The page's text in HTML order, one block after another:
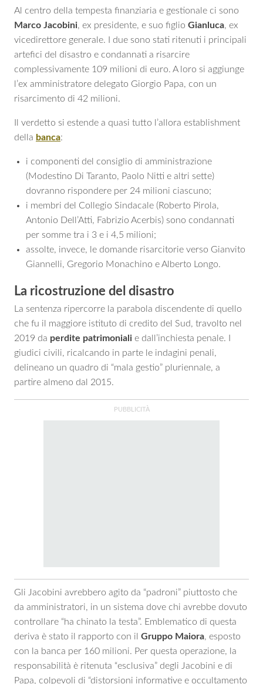
Al centro della tempesta finanziaria e gestionale ci sono
Marco Jacobini, ex presidente, e suo figlio Gianluca, ex
vicedirettore generale. I due sono stati ritenuti i principali
artefici del disastro e condannati a risarcire
complessivamente 109 milioni di euro. A loro si aggiunge
l’ex amministratore delegato Giorgio Papa, con un
risarcimento di 42 milioni.
Il verdetto si estende a quasi tutto l’allora establishment
della banca:
i componenti del consiglio di amministrazione
(Modestino Di Taranto, Paolo Nitti e altri sette)
dovranno rispondere per 24 milioni ciascuno;
i membri del Collegio Sindacale (Roberto Pirola,
Antonio Dell’Atti, Fabrizio Acerbis) sono condannati
per somme tra i 3 e i 4,5 milioni;
assolte, invece, le domande risarcitorie verso Gianvito
Giannelli, Gregorio Monachino e Alberto Longo.
La ricostruzione del disastro
La sentenza ripercorre la parabola discendente di quello
che fu il maggiore istituto di credito del Sud, travolto nel
2019 da perdite patrimoniali e dall’inchiesta penale. I
giudici civili, ricalcando in parte le indagini penali,
delineano un quadro di “mala gestio” pluriennale, a
partire almeno dal 2015.
Gli Jacobini avrebbero agito da “padroni” piuttosto che
da amministratori, in un sistema dove chi avrebbe dovuto
controllare “ha chinato la testa”. Emblematico di questa
deriva è stato il rapporto con il Gruppo Maiora, esposto
con la banca per 160 milioni. Per questa operazione, la
responsabilità è ritenuta “esclusiva” degli Jacobini e di
Papa, colpevoli di “distorsioni informative e occultamento